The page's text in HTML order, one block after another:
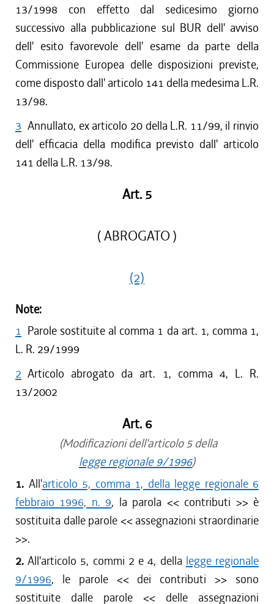
13/1998 con effetto dal sedicesimo giorno
successivo alla pubblicazione sul BUR dell' avviso
dell' esito favorevole dell' esame da parte della
Commissione Europea delle disposizioni previste,
come disposto dall' articolo 141 della medesima L.R.
13/98.
3 Annullato, ex articolo 20 della L.R. 11/99, il rinvio
dell' efficacia della modifica previsto dall' articolo
141 della L.R. 13/98.
Art. 5
( ABROGATO )
(2)
Note:
1 Parole sostituite al comma 1 da art. 1, comma 1,
L. R. 29/1999
2 Articolo abrogato da art. 1, comma 4, L. R.
13/2002
Art. 6
(Modificazioni dell'articolo 5 della
legge regionale 9/1996)
1. All'articolo 5, comma 1, della legge regionale 6
febbraio 1996, n. 9, la parola << contributi >> è
sostituita dalle parole << assegnazioni straordinarie
>>.
2. All'articolo 5, commi 2 e 4, della legge regionale
9/1996, le parole << dei contributi >> sono
sostituite dalle parole << delle assegnazioni